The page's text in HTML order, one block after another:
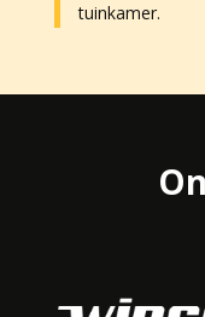
tuinkamer.